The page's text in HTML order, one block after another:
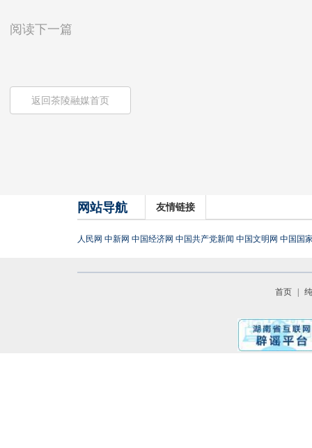
阅读下一篇
返回茶陵融媒首页
网站导航 友情链接
人民网 中新网 中国经济网 中国共产党新闻 中国文明网 中国国
首页 |